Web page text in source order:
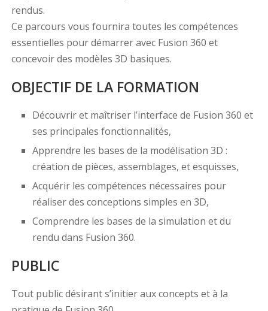
rendus.
Ce parcours vous fournira toutes les compétences
essentielles pour démarrer avec Fusion 360 et
concevoir des modèles 3D basiques.
OBJECTIF DE LA FORMATION
Découvrir et maîtriser l’interface de Fusion 360 et
ses principales fonctionnalités,
Apprendre les bases de la modélisation 3D :
création de pièces, assemblages, et esquisses,
Acquérir les compétences nécessaires pour
réaliser des conceptions simples en 3D,
Comprendre les bases de la simulation et du
rendu dans Fusion 360.
PUBLIC
Tout public désirant s’initier aux concepts et à la